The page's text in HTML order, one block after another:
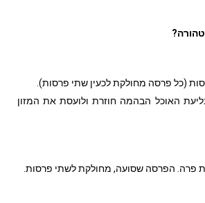
?
(כל פרסה מחולקת לכעין שתי פרסות).
האוכל הבהמה חוזרת ולועסת את המזון
פרה. הפרסה שסועה, מחולקת לשתי פרסות.